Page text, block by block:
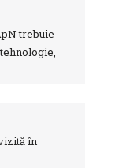
din anul
trebuie
în